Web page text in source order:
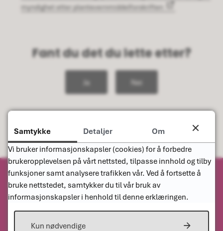
myndighet etter plantevernmiddelforskriften
Fant du det du lette etter?
Ja Nei
Samtykke Detaljer
Om
Vi bruker informasjonskapsler (cookies) for å forbedre
brukeropplevelsen på vårt nettsted, tilpasse innhold og tilby
funksjoner samt analysere trafikken vår. Ved å fortsette å
bruke nettstedet, samtykker du til vår bruk av
informasjonskapsler i henhold til denne erklæringen.
Kun nødvendige